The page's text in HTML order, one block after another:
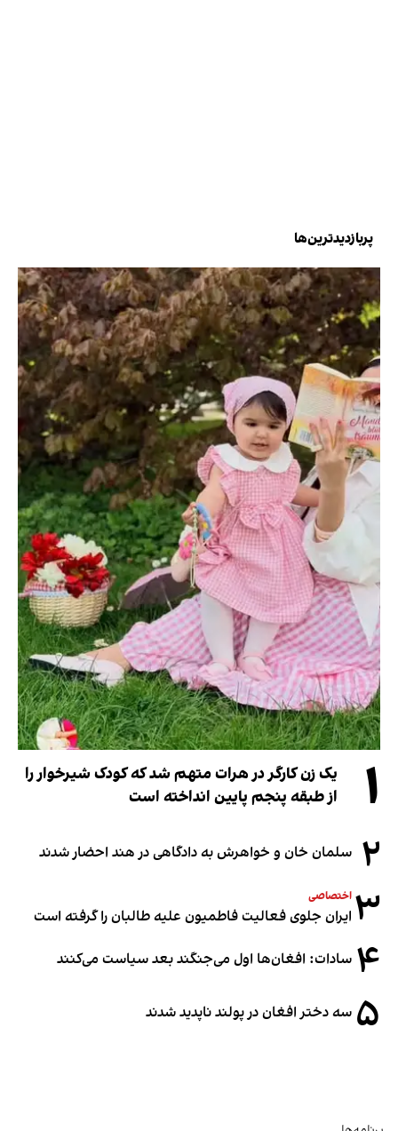
پربازدیدترین‌ها
۱
یک زن کارگر در هرات متهم شد که کودک شیرخوار را
از طبقه پنجم پایین انداخته است
۲ سلمان خان و خواهرش به دادگاهی در هند احضار شدند
۳ اختصاصی
ایران جلوی فعالیت فاطمیون علیه طالبان را گرفته است
۴ سادات: افغان‌ها اول می‌جنگند بعد سیاست می‌کنند
۵ سه دختر افغان در پولند ناپدید شدند